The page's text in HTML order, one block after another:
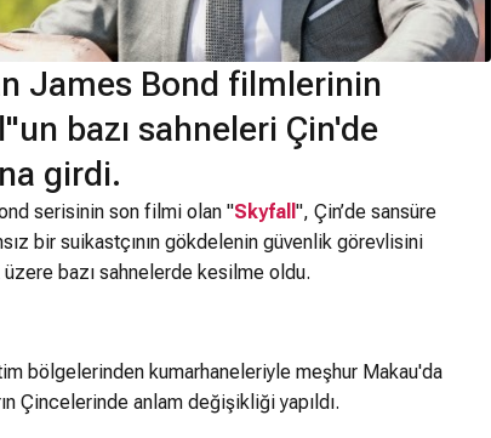
James Bond filmlerinin
bazı sahneleri Çin'de
girdi.
serisinin son filmi olan "Skyfall ", Çin’de sansüre
bir suikastçının gökdelenin güvenlik görevlisini
bazı sahnelerde kesilme oldu.
bölgelerinden kumarhaneleriyle meşhur Makau'da
Çincelerinde anlam değişikliği yapıldı.